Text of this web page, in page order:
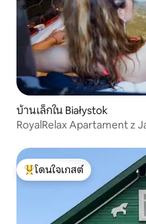
บ้านเล็กใน Białystok
RoyalRelax Apartament z
โดนใจเกสต์ที่สุด
โดนใจเกสต์